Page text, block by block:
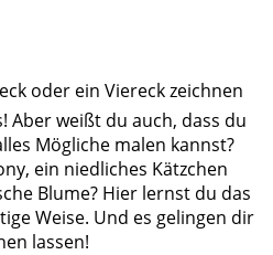
oder ein Viereck zeichnen 
Aber weißt du auch, dass du
Mögliche malen kannst?
ein niedliches Kätzchen
Blume? Hier lernst du das
Weise. Und es gelingen dir
lassen!